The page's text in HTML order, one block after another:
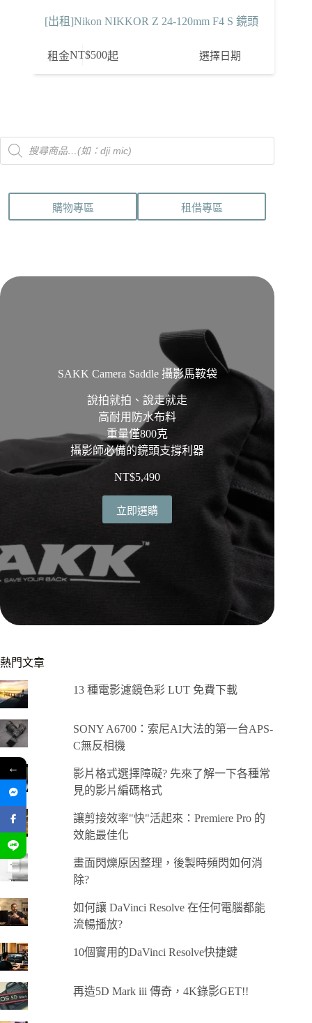
[出租]Nikon NIKKOR Z 24-120mm F4 S 鏡頭
租金NT$500起 選擇日期
Products
search
購物專區 租借專區
SAKK Camera Saddle 攝影馬鞍袋
說拍就拍、說走就走
高耐用防水布料
重量僅800克
攝影師必備的鏡頭支撐利器
NT$5,490
立即選購
熱門文章
13 種電影濾鏡色彩 LUT 免費下載
SONY A6700：索尼AI大法的第一台APS-
C無反相機
影片格式選擇障礙? 先來了解一下各種常
見的影片編碼格式
讓剪接效率"快"活起來：Premiere Pro 的
效能最佳化
畫面閃爍原因整理，後製時頻閃如何消
除?
如何讓 DaVinci Resolve 在任何電腦都能
流暢播放?
10個實用的DaVinci Resolve快捷鍵
再造5D Mark iii 傳奇，4K錄影GET!!
←